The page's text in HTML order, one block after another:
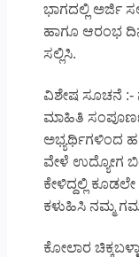
ಭಾಗದಲ್ಲಿ ಅರ್ಜಿ
ಹಾಗೂ ಆರಂಭ
ಸಲ್ಲಿಸಿ.
ವಿಶೇಷ ಸೂಚನೆ :-
ಮಾಹಿತಿ
ಅಭ್ಯರ್ಥಿಗಳಿಂದ
ವೇಳೆ ಉದ್ಯೋಗ
ಕೇಳಿದ್ದಲ್ಲಿ
ಕಳುಹಿಸಿ ನಮ್ಮ
ಕೋಲಾರ